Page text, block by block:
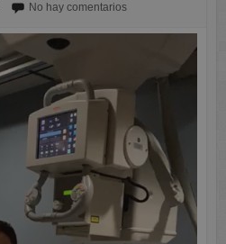
No hay comentarios